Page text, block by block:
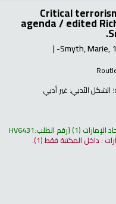
Critical
agenda /edited
Smyth, Marie,
؛ الشكل الأدبي: غير أدبي
الإمارات (1) رقم الطلب:HV6431
: داخل المكتبة فقط(1).